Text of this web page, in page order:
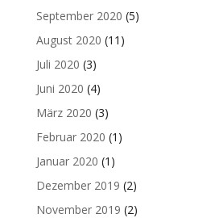
September 2020 (5)
August 2020 (11)
Juli 2020 (3)
Juni 2020 (4)
März 2020 (3)
Februar 2020 (1)
Januar 2020 (1)
Dezember 2019 (2)
November 2019 (2)